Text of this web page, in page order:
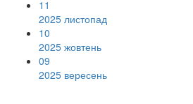
11
2025 листопад
10
2025 жовтень
09
2025 вересень